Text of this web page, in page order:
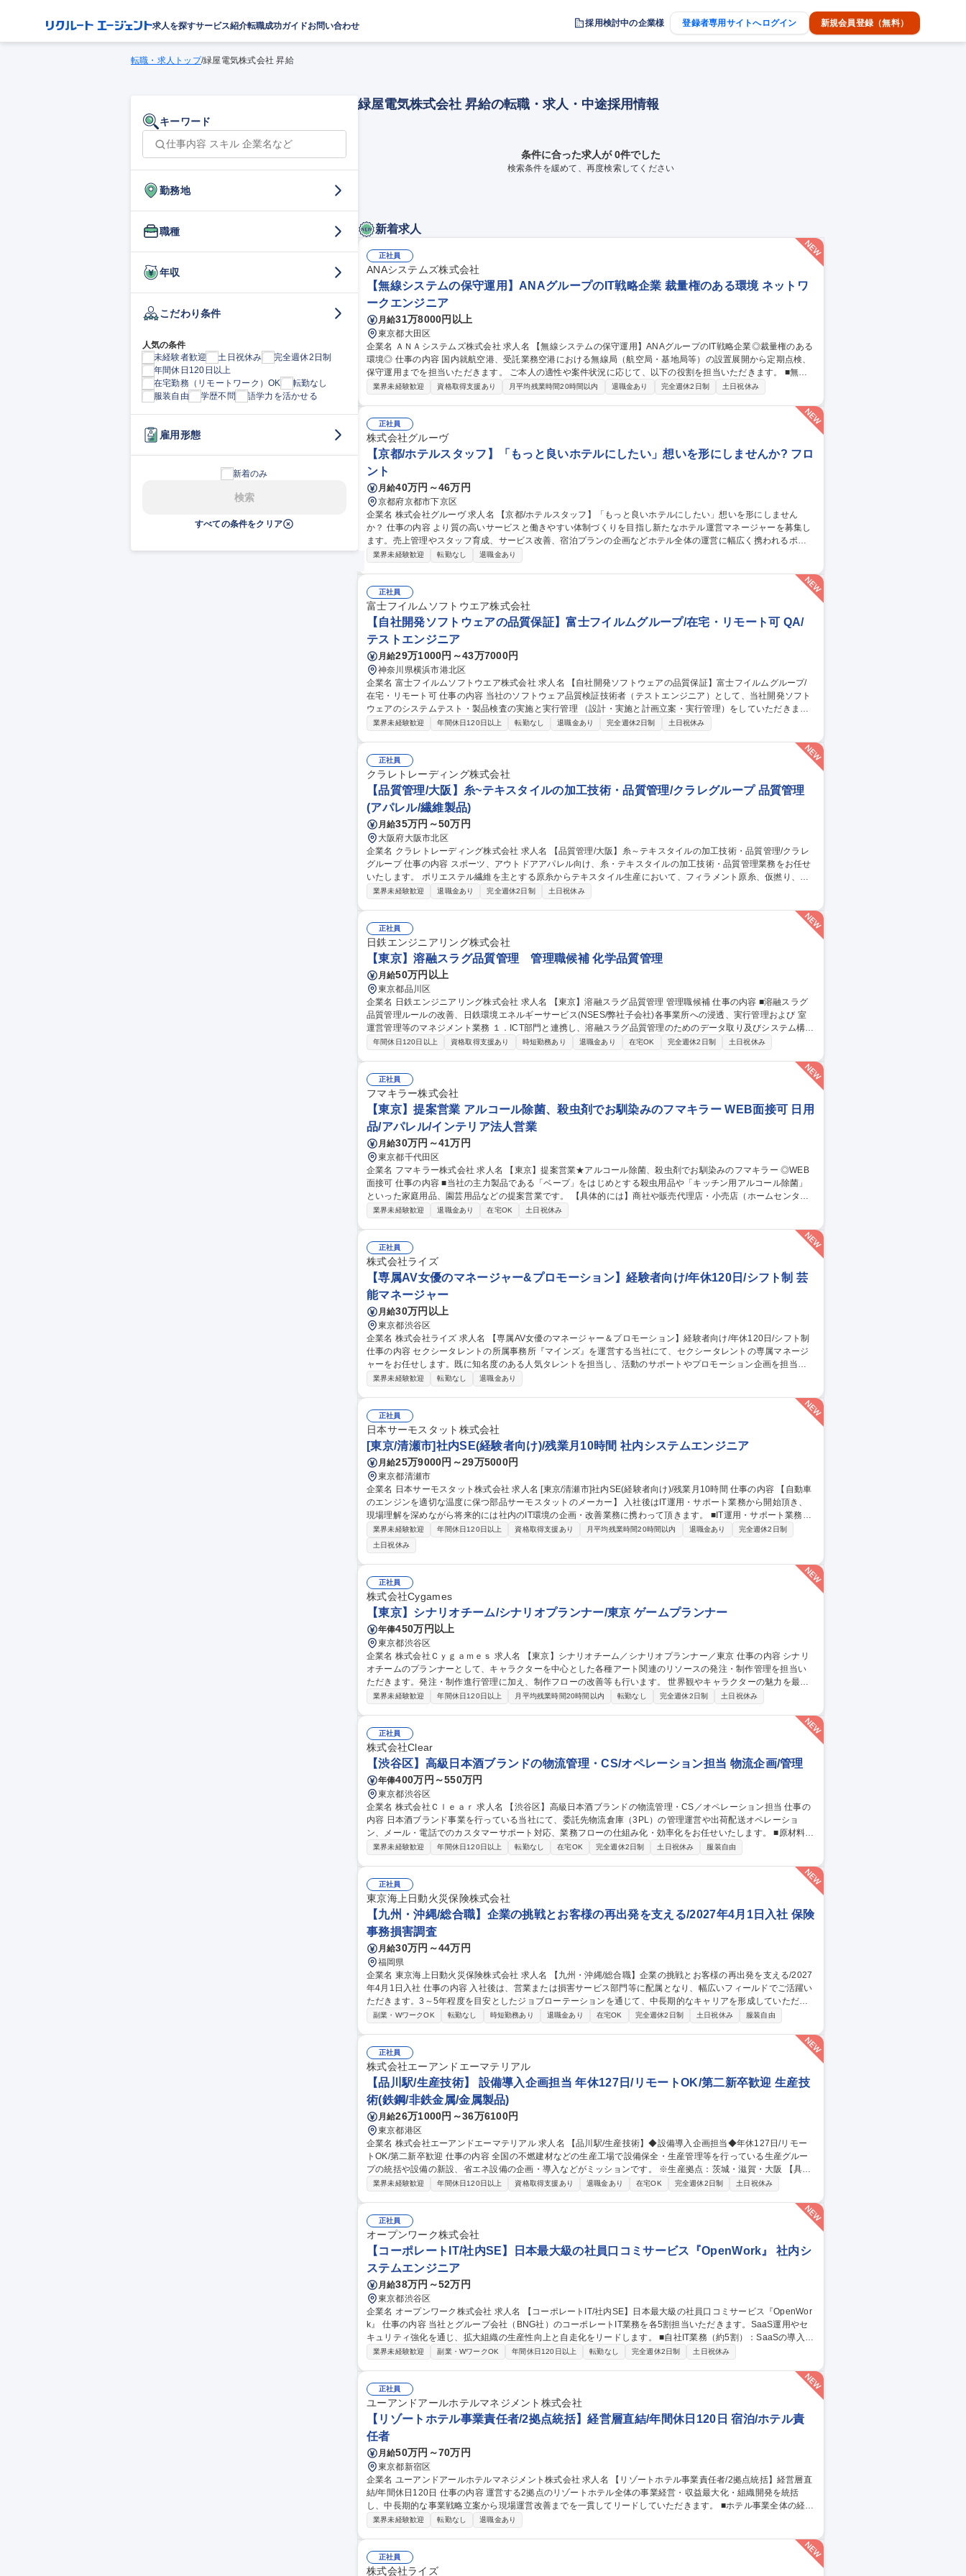
求人を探すサービス紹介転職成功ガイドお問い合わせ 採用検討中の企業様 登録者専用サイトへログイン 新規会員登録（無料）
転職・求人トップ/緑屋電気株式会社 昇給
キーワード
勤務地
職種
年収
こだわり条件
人気の条件
未経験者歓迎
土日祝休み
完全週休2日制
年間休日120日以上
在宅勤務（リモートワーク）OK
転勤なし
服装自由
学歴不問 語学力を活かせる
雇用形態
新着のみ
検索
すべての条件をクリア
緑屋電気株式会社 昇給の転職・求人・中途採用情報
条件に合った求人が 0件でした
検索条件を緩めて、再度検索してください
新着求人
正社員
ANAシステムズ株式会社
【無線システムの保守運用】ANAグループのIT戦略企業 裁量権のある環境 ネットワ
ークエンジニア
月給31万8000円以上
東京都大田区
企業名 ＡＮＡシステムズ株式会社 求人名 【無線システムの保守運用】ANAグループのIT戦略企業◎裁量権のある
環境◎ 仕事の内容 国内就航空港、受託業務空港における無線局（航空局・基地局等）の設置展開から定期点検、
保守運用までを担当いただきます。 ご本人の適性や案件状況に応じて、以下の役割を担当いただきます。 ■無線
設備展開業務に関する計画の立案、調整、営業取引全般 ■無線設備の設置・移設・撤去作業、登録点検業務・運用
折衝業務 ※建物に改変を加える業務はございません。 ※5～10日/月、国内各地への出張が発生いたします。（北
業界未経験歓迎 資格取得支援あり 月平均残業時間20時間以内 退職金あり 完全週休2日制 土日祝休み
正社員
株式会社グルーヴ
【京都/ホテルスタッフ】「もっと良いホテルにしたい」想いを形にしませんか? フロ
ント
月給40万円～46万円
京都府京都市下京区
企業名 株式会社グルーヴ 求人名 【京都/ホテルスタッフ】「もっと良いホテルにしたい」想いを形にしません
か？ 仕事の内容 より質の高いサービスと働きやすい体制づくりを目指し新たなホテル運営マネージャーを募集し
ます。売上管理やスタッフ育成、サービス改善、宿泊プランの企画などホテル全体の運営に幅広く携われるポジ
ションです。 ＞＞仕事内容＜＜ ホテル運営全般をお任せします！ ■ホテル全体の運営管理 ■アルバイトスタッフ
上に向けた改善 ■施設/設備の維持管理 ■地域との連携やイベント企画 ■フロント業務のフォロー ■安全/衛生管理 ■
本社との連携 ■備品等の在庫管理/発注業務 ■電話/メール対応 ■清掃業務など 募集職種 【京都/ホテルスタッフ】
「もっと良いホテルにしたい」想いを形にしませんか？
業界未経験歓迎 転勤なし 退職金あり
正社員
富士フイルムソフトウエア株式会社
【自社開発ソフトウェアの品質保証】富士フイルムグループ/在宅・リモート可 QA/
テストエンジニア
月給29万1000円～43万7000円
神奈川県横浜市港北区
企業名 富士フイルムソフトウエア株式会社 求人名 【自社開発ソフトウェアの品質保証】富士フイルムグループ/
在宅・リモート可 仕事の内容 当社のソフトウェア品質検証技術者（テストエンジニア）として、当社開発ソフト
ウェアのシステムテスト・製品検査の実施と実行管理 （設計・実施と計画立案・実行管理）をしていただきま
す。 【業務詳細】品質・効率（ex. テスト自動化）の向上や、今後のCloud/AI/IoT/DevOps時代のテスト・品質保
【自社開発ソフトウェアの品質保証】富士フイルムグループ/在宅・リモート可
業界未経験歓迎 年間休日120日以上 転勤なし 退職金あり 完全週休2日制 土日祝休み
正社員
クラレトレーディング株式会社
【品質管理/大阪】糸~テキスタイルの加工技術・品質管理/クラレグループ 品質管理
(アパレル/繊維製品)
月給35万円～50万円
大阪府大阪市北区
企業名 クラレトレーディング株式会社 求人名 【品質管理/大阪】糸～テキスタイルの加工技術・品質管理/クラレ
グループ 仕事の内容 スポーツ、アウトドアアパレル向け、糸・テキスタイルの加工技術・品質管理業務をお任せ
いたします。 ポリエステル繊維を主とする原糸からテキスタイル生産において、フィラメント原糸、仮撚り、紡
績、織、編、染などの協力外注工場と連携し、加工技術対応や品質管理に従事。 ■出張：主に国内 3回前後/月。海
業界未経験歓迎 退職金あり 完全週休2日制 土日祝休み
正社員
日鉄エンジニアリング株式会社
【東京】溶融スラグ品質管理 管理職候補 化学品質管理
月給50万円以上
東京都品川区
企業名 日鉄エンジニアリング株式会社 求人名 【東京】溶融スラグ品質管理 管理職候補 仕事の内容 ■溶融スラグ
品質管理ルールの改善、日鉄環境エネルギーサービス(NSES/弊社子会社)各事業所への浸透、実行管理および 室
運営管理等のマネジメント業務 １．ICT部門と連携し、溶融スラグ品質管理のためのデータ取り及びシステム構築
２．NSES本社・各事業所と連携し、弊社が進めるスラグ品質管理業務の落とし込み ３．スラグ品質トラブルが
職種 【東京】溶融スラグ品質管理 管理職候補
年間休日120日以上 資格取得支援あり 時短勤務あり 退職金あり 在宅OK 完全週休2日制 土日祝休み
正社員
フマキラー株式会社
【東京】提案営業 アルコール除菌、殺虫剤でお馴染みのフマキラー WEB面接可 日用
品/アパレル/インテリア法人営業
月給30万円～41万円
東京都千代田区
企業名 フマキラー株式会社 求人名 【東京】提案営業★アルコール除菌、殺虫剤でお馴染みのフマキラー ◎WEB
面接可 仕事の内容 ■当社の主力製品である「ベープ」をはじめとする殺虫用品や「キッチン用アルコール除菌」
といった家庭用品、園芸用品などの提案営業です。 【具体的には】商社や販売代理店・小売店（ホームセンタ
ー、スーパー ドラッグストア等 ）への本部商談と店頭での販売促進を中心に担っていただきます。市場や販売動
暮らしを守ることに直結するやりがいのある営業です ■弊社は海外でも殺虫剤事業を展開しております。将来的に
は海外営業としてのキャリア構築も可能です。 募集職種 【東京】提案営業★アルコール除菌、殺虫剤でお馴染み
のフマキラー ◎WEB面接可
業界未経験歓迎 退職金あり 在宅OK 土日祝休み
正社員
株式会社ライズ
【専属AV女優のマネージャー&プロモーション】経験者向け/年休120日/シフト制 芸
能マネージャー
月給30万円以上
東京都渋谷区
企業名 株式会社ライズ 求人名 【専属AV女優のマネージャー＆プロモーション】経験者向け/年休120日/シフト制
仕事の内容 セクシータレントの所属事務所『マインズ』を運営する当社にて、セクシータレントの専属マネージ
ャーをお任せします。既に知名度のある人気タレントを担当し、活動のサポートやプロモーション企画を担当し
ます。 【業務内容】■プロモーション企画 ■外部関係者との調整 ■現場対応 ■スケジュール管理 ■メンタルケア 等
になる瞬間を特等席で見られる経験はここでしか味わえません ■担当女優が活躍すれば活躍するほど、海外イベン
トの同行やバラエティ出演など普段は見ることができない景色を見ることができます。 募集職種 【専属AV女優の
マネージャー＆プロモーション】経験者向け/年休120日/シフト制
業界未経験歓迎 転勤なし 退職金あり
正社員
日本サーモスタット株式会社
[東京/清瀬市]社内SE(経験者向け)/残業月10時間 社内システムエンジニア
月給25万9000円～29万5000円
東京都清瀬市
企業名 日本サーモスタット株式会社 求人名 [東京/清瀬市]社内SE(経験者向け)/残業月10時間 仕事の内容 【自動車
のエンジンを適切な温度に保つ部品サーモスタットのメーカー】 入社後はIT運用・サポート業務から開始頂き、
現場理解を深めながら将来的には社内のIT環境の企画・改善業務に携わって頂きます。 ■IT運用・サポート業務：
PC・IT機器のセットアップ/管理(キッティング)、社内問い合わせ対応(ヘルプデスク)、ソフトウェア導入・運用
(業務ツール等) 、業務運用サポート 、社内IT講習の実施等■IT環境の企画・改善：社内システム・サーバーの構
築・運用 (基幹システム・仮想環境等)、業務効率化ツールの作成・改修及びプログラム対応(AS400/VBScript/RPA
等)、ITインフラの構築・運用、DX推進活動等。 募集職種 [東京/清瀬市]社内SE(経験者向け)/残業月10時間
業界未経験歓迎 年間休日120日以上 資格取得支援あり 月平均残業時間20時間以内 退職金あり
完全週休2日制
土日祝休み
正社員
株式会社Cygames
【東京】シナリオチーム/シナリオプランナー/東京 ゲームプランナー
年俸450万円以上
東京都渋谷区
企業名 株式会社Ｃｙｇａｍｅｓ 求人名 【東京】シナリオチーム／シナリオプランナー／東京 仕事の内容 シナリ
オチームのプランナーとして、キャラクターを中心とした各種アート関連のリソースの発注・制作管理を担当い
ただきます。発注・制作進行管理に加え、制作フローの改善等も行います。 世界観やキャラクターの魅力を最大
限に引き出すことをミッションとして、シナリオライターやディレクター、各制作セクションと連携しながら、
ど各種リソースの発注 ■各種リソースの管理、および発注フロー・レギュレーションの整備 ■各種リソース・制作
物の監修 募集職種 【東京】シナリオチーム／シナリオプランナー／東京
業界未経験歓迎 年間休日120日以上 月平均残業時間20時間以内 転勤なし 完全週休2日制 土日祝休み
正社員
株式会社Clear
【渋谷区】高級日本酒ブランドの物流管理・CS/オペレーション担当 物流企画/管理
年俸400万円～550万円
東京都渋谷区
企業名 株式会社Ｃｌｅａｒ 求人名 【渋谷区】高級日本酒ブランドの物流管理・CS／オペレーション担当 仕事の
内容 日本酒ブランド事業を行っている当社にて、委託先物流倉庫（3PL）の管理運営や出荷配送オペレーショ
ン、メール・電話でのカスタマーサポート対応、業務フローの仕組み化・効率化をお任せいたします。 ■原材料・
資材等の購買・発注業務および適正な在庫管理・棚卸業務 ■委託先物流倉庫（3PL）の管理・運営および効率的な
理・CS／オペレーション担当
業界未経験歓迎 年間休日120日以上 転勤なし 在宅OK 完全週休2日制 土日祝休み 服装自由
正社員
東京海上日動火災保険株式会社
【九州・沖縄/総合職】企業の挑戦とお客様の再出発を支える/2027年4月1日入社 保険
事務損害調査
月給30万円～44万円
福岡県
企業名 東京海上日動火災保険株式会社 求人名 【九州・沖縄/総合職】企業の挑戦とお客様の再出発を支える/2027
年4月1日入社 仕事の内容 入社後は、営業または損害サービス部門等に配属となり、幅広いフィールドでご活躍い
ただきます。3～5年程度を目安としたジョブローテーションを通じて、中長期的なキャリアを形成していただき
ます。 以下のコースから1つ選択をいただきます。 1.オープン：営業・損害サービス双方に関心がある方向け。
戦とお客様の再出発を支える/2027年4月1日入社
副業・WワークOK 転勤なし 時短勤務あり 退職金あり 在宅OK 完全週休2日制 土日祝休み 服装自由
正社員
株式会社エーアンドエーマテリアル
【品川駅/生産技術】 設備導入企画担当 年休127日/リモートOK/第二新卒歓迎 生産技
術(鉄鋼/非鉄金属/金属製品)
月給26万1000円～36万6100円
東京都港区
企業名 株式会社エーアンドエーマテリアル 求人名 【品川駅/生産技術】◆設備導入企画担当◆年休127日/リモー
トOK/第二新卒歓迎 仕事の内容 全国の不燃建材などの生産工場で設備保全・生産管理等を行っている生産グルー
プの統括や設備の新設、省エネ設備の企画・導入などがミッションです。 ※生産拠点：茨城・滋賀・大阪 【具体
的には】工事や設備リニューアルの審査・稟議対応／新しい省エネ・省人設備などの検討・紹介・導入／新設備
◆設備導入企画担当◆年休127日/リモートOK/第二新卒歓迎
業界未経験歓迎 年間休日120日以上 資格取得支援あり 退職金あり 在宅OK 完全週休2日制 土日祝休み
正社員
オープンワーク株式会社
【コーポレートIT/社内SE】日本最大級の社員口コミサービス『OpenWork』 社内シ
ステムエンジニア
月給38万円～52万円
東京都渋谷区
企業名 オープンワーク株式会社 求人名 【コーポレートIT/社内SE】日本最大級の社員口コミサービス『OpenWor
k』 仕事の内容 当社とグループ会社（BNG社）のコーポレートIT業務を各5割担当いただきます。SaaS運用やセ
キュリティ強化を通じ、拡大組織の生産性向上と自走化をリードします。 ■自社IT業務（約5割）：SaaSの導入・
運用改善、OA機器管理、ISMS運用等のセキュリティ強化、社内ヘルプデスク。 ■BNG社IT支援（約5割・週2～3
構築・規程整備。 ★出向ではなく親会社のサポートを受けつつ、自身の裁量でIT環境を設計・自走化へ導く新設
業界未経験歓迎 副業・WワークOK 年間休日120日以上 転勤なし 完全週休2日制 土日祝休み
正社員
ユーアンドアールホテルマネジメント株式会社
【リゾートホテル事業責任者/2拠点統括】経営層直結/年間休日120日 宿泊/ホテル責
任者
月給50万円～70万円
東京都新宿区
企業名 ユーアンドアールホテルマネジメント株式会社 求人名 【リゾートホテル事業責任者/2拠点統括】経営層直
結/年間休日120日 仕事の内容 運営する2拠点のリゾートホテル全体の事業経営・収益最大化・組織開発を統括
し、中長期的な事業戦略立案から現場運営改善までを一貫してリードしていただきます。 ■ホテル事業全体の経営
戦略・事業計画策定・予算/KPI管理 ■総支配人・支配人のマネジメントおよびサービス品質改善 ■ADR/RevPAR向
間休日120日
業界未経験歓迎 転勤なし 退職金あり
正社員
株式会社ライズ